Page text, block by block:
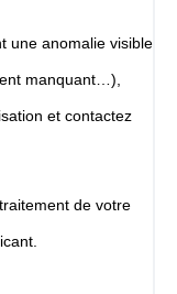
une anomalie visible
manquant…),
et contactez
de votre